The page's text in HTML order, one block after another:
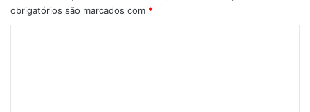
obrigatórios são marcados com *